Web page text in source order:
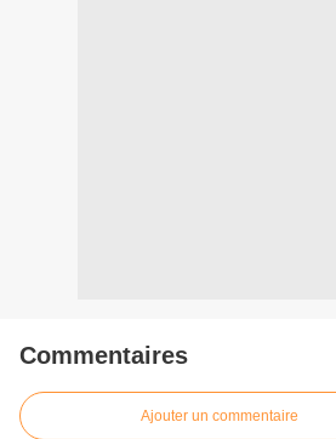
Commentaires
Ajouter un commentaire